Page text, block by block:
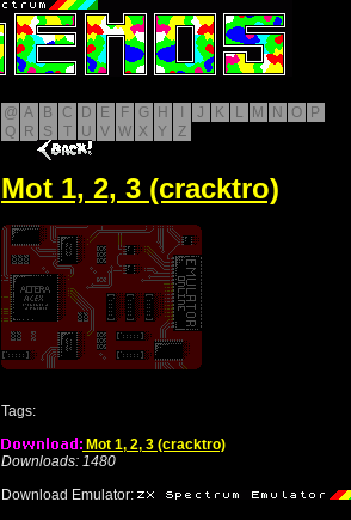
@ A B C D E F G H J K L M N O
P
Q
R S T U V W X Y Z
Mot 1, 2, 3 (cracktro)
Tags:
Mot 1, 2, 3 (cracktro)
Downloads: 1480
Download Emulator: